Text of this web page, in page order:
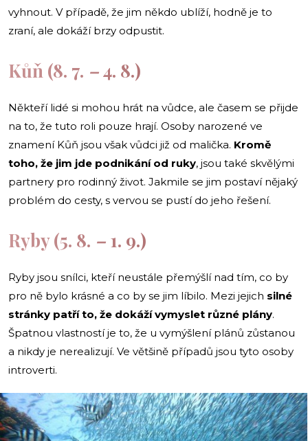
vyhnout. V případě, že jim někdo ublíží, hodně je to
zraní, ale dokáží brzy odpustit.
Kůň (8. 7. –4. 8.)
Někteří lidé si mohou hrát na vůdce, ale časem se přijde
na to, že tuto roli pouze hrají. Osoby narozené ve
znamení Kůň jsou však vůdci již od malička. Kromě
toho, že jim jde podnikání od ruky, jsou také skvělými
partnery pro rodinný život. Jakmile se jim postaví nějaký
problém do cesty, s vervou se pustí do jeho řešení.
Ryby (5. 8. – 1. 9.)
Ryby jsou snílci, kteří neustále přemýšlí nad tím, co by
pro ně bylo krásné a co by se jim líbilo. Mezi jejich silné
stránky patří to, že dokáží vymyslet různé plány.
Špatnou vlastností je to, že u vymýšlení plánů zůstanou
a nikdy je nerealizují. Ve většině případů jsou tyto osoby
introverti.